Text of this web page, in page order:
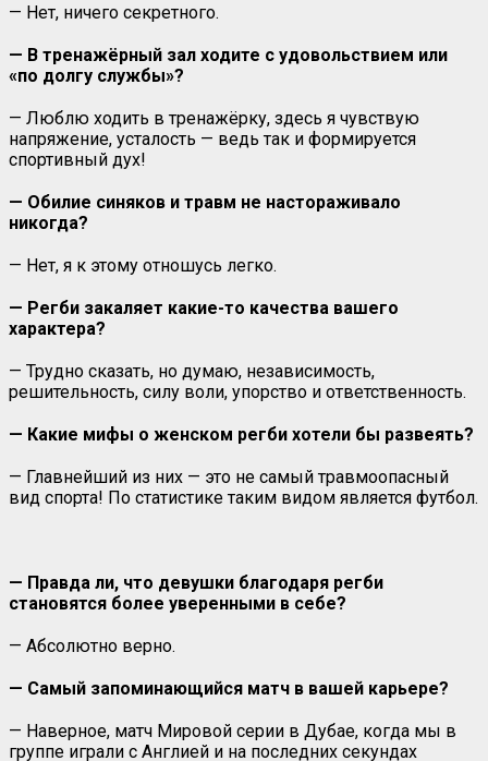
— Нет, ничего секретного.
— В тренажёрный зал ходите с удовольствием или
«по долгу службы»?
— Люблю ходить в тренажёрку, здесь я чувствую
напряжение, усталость — ведь так и формируется
спортивный дух!
— Обилие синяков и травм не настораживало
никогда?
— Нет, я к этому отношусь легко.
— Регби закаляет какие-то качества вашего
характера?
— Трудно сказать, но думаю, независимость,
решительность, силу воли, упорство и ответственность.
— Какие мифы о женском регби хотели бы развеять?
— Главнейший из них — это не самый травмоопасный
вид спорта! По статистике таким видом является футбол.
— Правда ли, что девушки благодаря регби
становятся более уверенными в себе?
— Абсолютно верно.
— Самый запоминающийся матч в вашей карьере?
— Наверное, матч Мировой серии в Дубае, когда мы в
группе играли с Англией и на последних секундах